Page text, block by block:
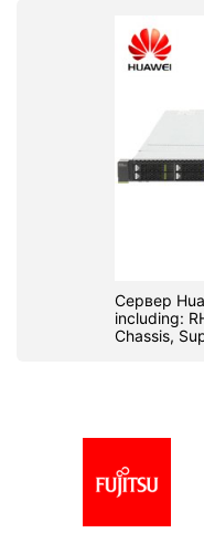
Сервер
including:
Chassis,